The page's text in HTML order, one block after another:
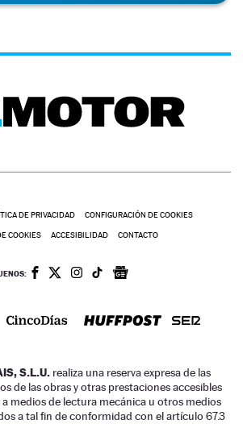
DE PRIVACIDAD CONFIGURACIÓN DE COOKIES
COOKIES ACCESIBILIDAD CONTACTO
S.L.U. realiza una reserva expresa de las
de las obras y otras prestaciones accesibles
a medios de lectura mecánica u otros medios
a tal fin de conformidad con el artículo 67.3